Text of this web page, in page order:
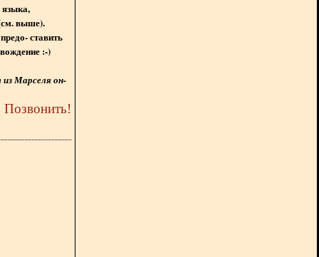
языка,
выше).
ставить
:-)
Марселя он-
Позвонить!